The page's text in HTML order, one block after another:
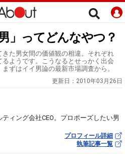
」ってどんなやつ？
た男女間の価値観の相違。それぞれ
ようです。こうなるとせっかく出会
ずはイイ男論の最新市場調査から。
更新日： 2010年03月26日
ィング会社CEO。プロポーズしたい男
プロフィール詳細
執筆記事一覧